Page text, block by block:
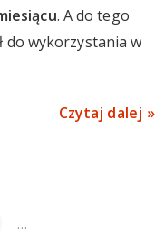
. A do tego
do wykorzystania w
Czytaj dalej
…